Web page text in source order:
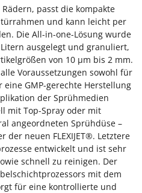
passt die kompakte
und kann leicht per
Die All-in-one-Lösung wurde
ausgelegt und granuliert,
von 10 μm bis 2 mm.
Voraussetzungen sowohl für
GMP-gerechte Herstellung
der Sprühmedien
mit Top-Spray oder mit
angeordneten Sprühdüse –
der neuen FLEXIJET®. Letztere
entwickelt und ist sehr
schnell zu reinigen. Der
mit dem
für eine kontrollierte und